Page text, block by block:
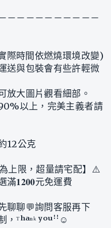
－－－－－－－－－－
際時間依燃燒環境改變)
送與包裝會有些許輕微
放大圖片觀看細部。
以上，完美主義者請
12公克
上限，超量請宅配】⚠️
𝟏𝟐𝟎𝟎元免運費
聊聊💬詢問客服再下
ᵀʰᵃⁿᵏ ʸᵒᵘꜝꜝ☺